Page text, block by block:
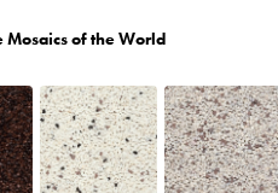
Mosaics of the World